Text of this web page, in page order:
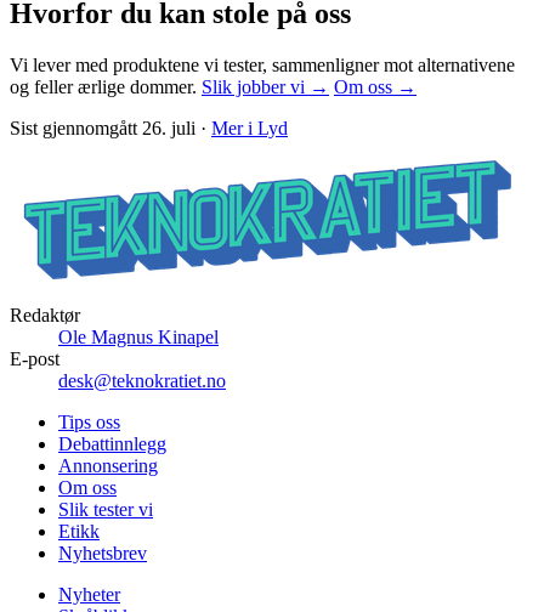
Hvorfor du kan stole på oss
Vi lever med produktene vi tester, sammenligner mot alternativene
og feller ærlige dommer. Slik jobber vi → Om oss →
Sist gjennomgått 26. juli · Mer i Lyd
Redaktør
Ole Magnus Kinapel
E-post
desk@teknokratiet.no
Tips oss
Debattinnlegg
Annonsering
Om oss
Slik tester vi
Etikk
Nyhetsbrev
Nyheter